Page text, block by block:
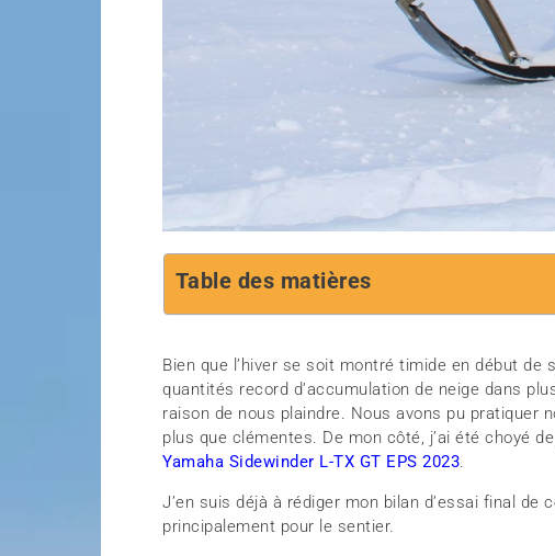
Table des matières
Bien que l’hiver se soit montré timide en début de
quantités record d’accumulation de neige dans
raison de nous plaindre. Nous avons pu pratiquer
plus que clémentes. De mon côté, j’ai été choyé
Yamaha Sidewinder L-TX GT EPS 2023.
J’en suis déjà à rédiger mon bilan d’essai final
principalement pour le sentier.